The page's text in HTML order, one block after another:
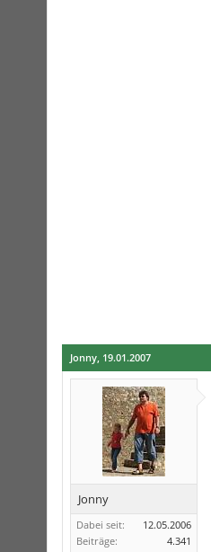
Jonny, 19.01.2007
Jonny
Dabei seit:
12.05.2006
Beiträge:
4.341